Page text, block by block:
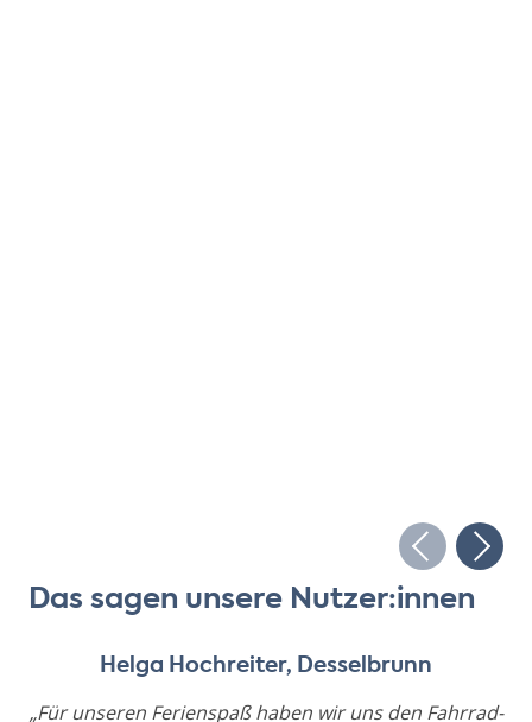
Das sagen unsere Nutzer:innen
Helga Hochreiter, Desselbrunn
„Für unseren Ferienspaß haben wir uns den Fahrrad-